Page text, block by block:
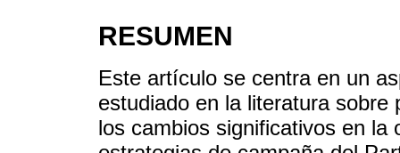
RESUMEN
Este artículo se centra en un
estudiado en la literatura
los cambios significativos en la